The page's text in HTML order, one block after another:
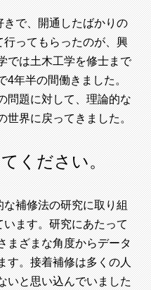
で、開通したばかりの
ってもらったのが、興
では土木工学を修士まで
4年半の間働きました。
問題に対して、理論的な
世界に戻ってきました。
ください。
補修法の研究に取り組
ます。研究にあたって
まざまな角度からデータ
す。接着補修は多くの人
いと思い込んでいました